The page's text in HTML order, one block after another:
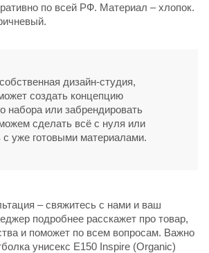
по всей РФ. Материал – хлопок.
дизайн-студия,
создать концепцию
набора или забрендировать
сделать всё с нуля или
с уже готовыми материалами.
– свяжитесь с нами и ваш
подробнее расскажет про товар,
и поможет по всем вопросам. Важно
унисекс E150 Inspire (Organic)